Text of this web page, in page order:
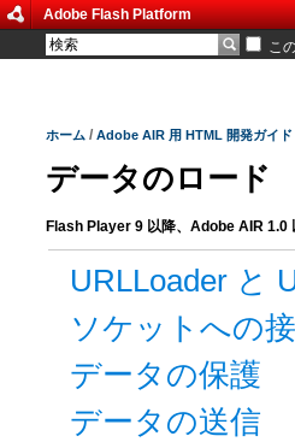
Adobe Flash Platform
こ
ホーム / Adobe AIR 用 HTML 開発ガイド
データのロード
Flash Player 9 以降、Adobe AIR 1.0
URLLoader と
ソケットへの
データの保護
データの送信